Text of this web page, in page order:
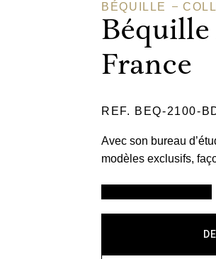
BÉQUILLE
Béquille
France
REF. BEQ-2100-
Avec son bureau
modèles exclusifs,